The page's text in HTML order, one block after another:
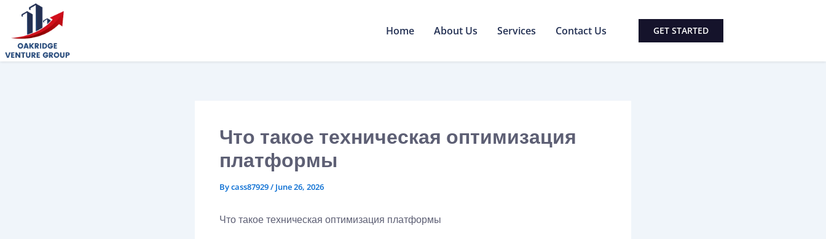
content
Home About Us Services Contact Us GET STARTED
Что такое техническая оптимизация
платформы
Bycass87929/ June 26, 2026
Что такое техническая оптимизация платформы